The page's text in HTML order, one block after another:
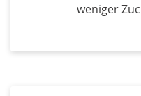
weniger